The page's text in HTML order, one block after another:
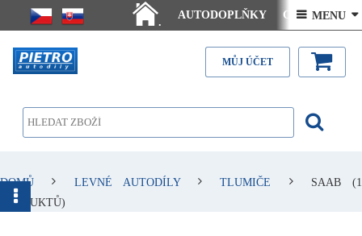
.
AUTODOPLŇKY Ceny doručení
Články - návody Kontakt
 MENU 
MŮJ ÚČET
DOMŮ LEVNÉ AUTODÍLY TLUMIČE SAAB(1
PRODUKTŮ)